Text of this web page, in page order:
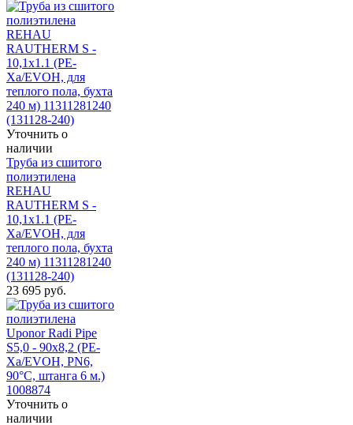
Уточнить о
наличии
Труба из сшитого
полиэтилена
REHAU
RAUTHERM S -
10,1x1.1 (PE-
Xa/EVOH, для
теплого пола, бухта
240 м) 11311281240
(131128-240)
23 695 руб.
Уточнить о
наличии